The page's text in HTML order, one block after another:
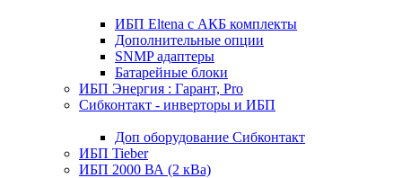
ИБП Eltena с АКБ комплекты
Дополнительные опции
SNMP адаптеры
Батарейные блоки
ИБП Энергия : Гарант, Pro
Сибконтакт - инверторы и ИБП
Доп оборудование Сибконтакт
ИБП Tieber
ИБП 2000 ВА (2 кВа)